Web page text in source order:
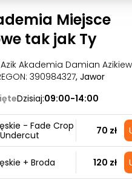
Miejsce
tak jak Ty
| Azik Akademia Damian
390984327, Jawor
Dzisiaj:09:00-14:00
- Fade Crop
70 zł
+ Broda 120 zł